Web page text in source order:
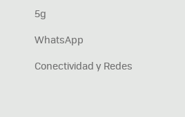
5g
WhatsApp
Conectividad y Redes